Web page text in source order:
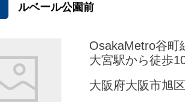
ルベール公園前
OsakaMetro谷町
大宮駅から徒歩
大阪府大阪市旭